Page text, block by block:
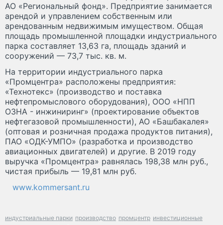
АО «Региональный фонд». Предприятие занимается
арендой и управлением собственным или
арендованным недвижимым имуществом. Общая
площадь промышленной площадки индустриального
парка составляет 13,63 га, площадь зданий и
сооружений — 73,7 тыс. кв. м.
На территории индустриального парка
«Промцентра» расположены предприятия:
«Технотекс» (производство и поставка
нефтепромыслового оборудования), ООО «НПП
ОЗНА - инжиниринг» (проектирование объектов
нефтегазовой промышленности), АО «Башбакалея»
(оптовая и розничная продажа продуктов питания),
ПАО «ОДК-УМПО» (разработка и производство
авиационных двигателей) и другие. В 2019 году
выручка «Промцентра» равнялась 198,38 млн руб.,
чистая прибыль — 19,81 млн руб.
www.kommersant.ru
индустриальные парки производство промцентр инвестиционные